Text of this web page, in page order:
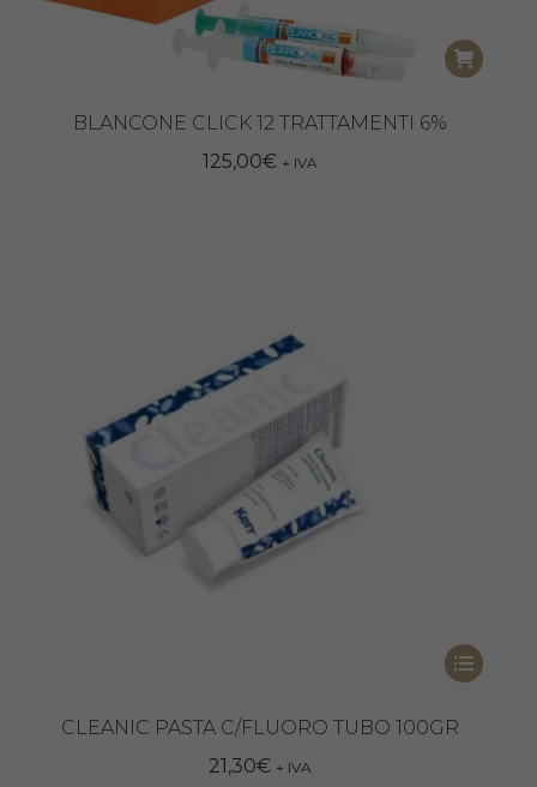
BLANCONE CLICK 12 TRATTAMENTI 6%
125,00€ + IVA
Questo
ha
CLEANIC PASTA C/FLUORO TUBO 100GR
21,30€ + IVA